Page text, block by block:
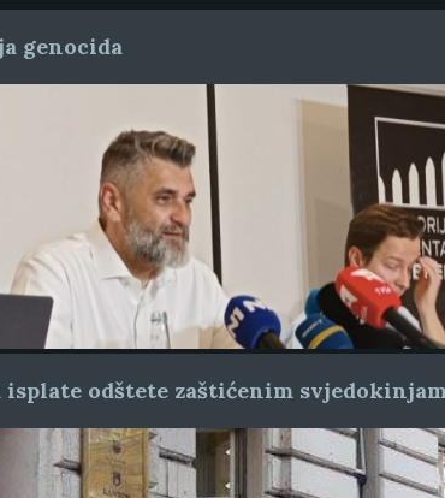
genocida
odštete zaštićenim